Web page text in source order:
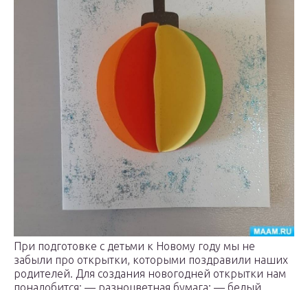
При подготовке с детьми к Новому году мы не
забыли про открытки, которыми поздравили наших
родителей. Для создания новогодней открытки нам
понадобится: — разноцветная бумага; — белый